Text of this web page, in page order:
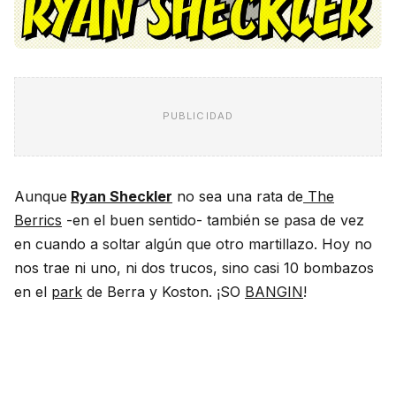
PUBLICIDAD
Aunque Ryan Sheckler no sea una rata de The
Berrics -en el buen sentido- también se pasa de vez
en cuando a soltar algún que otro martillazo. Hoy no
nos trae ni uno, ni dos trucos, sino casi 10 bombazos
en el park de Berra y Koston. ¡SO BANGIN!